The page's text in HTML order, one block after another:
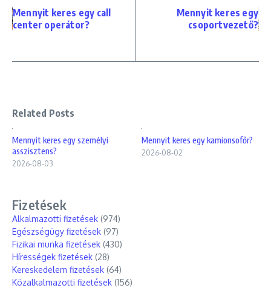
Mennyit keres egy call
center operátor?
Mennyit keres egy
csoportvezető?
Related Posts
Mennyit keres egy személyi
asszisztens?
2026-08-03
Mennyit keres egy kamionsofőr?
2026-08-02
Fizetések
Alkalmazotti fizetések (974)
Egészségügy fizetések (97)
Fizikai munka fizetések (430)
Hírességek fizetések (28)
Kereskedelem fizetések (64)
Közalkalmazotti fizetések (156)